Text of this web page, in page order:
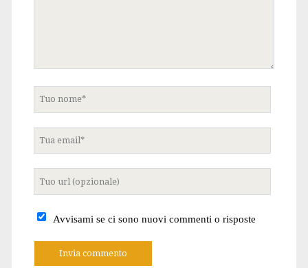
nome
email
sito
Avvisami se ci sono nuovi commenti o risposte